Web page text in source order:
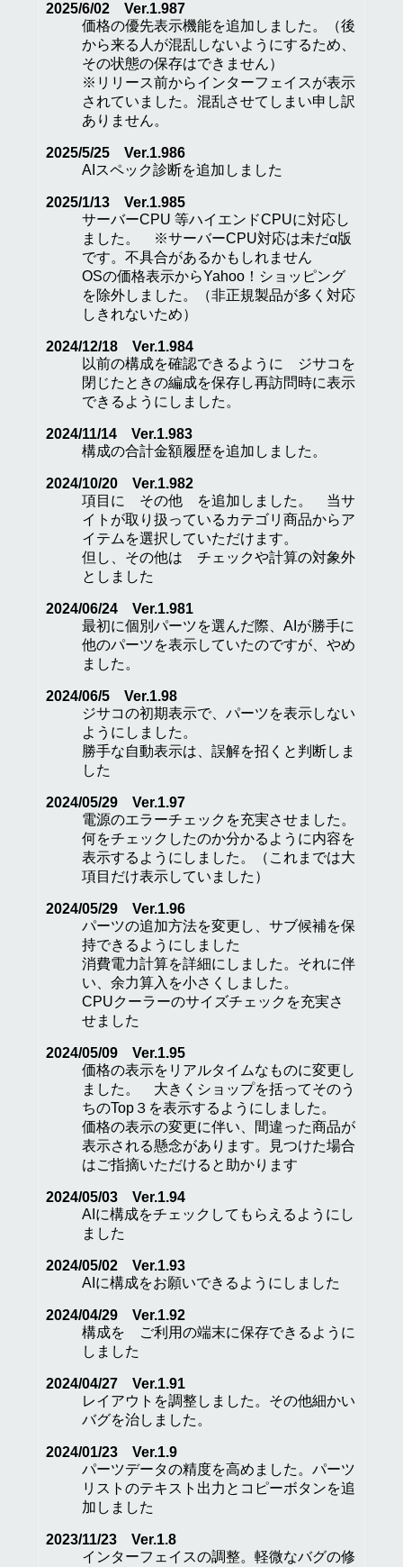
2025/6/02 Ver.1.987
価格の優先表示機能を追加しました。（後
から来る人が混乱しないようにするため、
その状態の保存はできません）
※リリース前からインターフェイスが表示
されていました。混乱させてしまい申し訳
ありません。
2025/5/25 Ver.1.986
AIスペック診断を追加しました
2025/1/13 Ver.1.985
サーバーCPU 等ハイエンドCPUに対応し
ました。 ※サーバーCPU対応は未だα版
です。不具合があるかもしれません
OSの価格表示からYahoo！ショッピング
を除外しました。（非正規製品が多く対応
しきれないため）
2024/12/18 Ver.1.984
以前の構成を確認できるように ジサコを
閉じたときの編成を保存し再訪問時に表示
できるようにしました。
2024/11/14 Ver.1.983
構成の合計金額履歴を追加しました。
2024/10/20 Ver.1.982
項目に その他 を追加しました。 当サ
イトが取り扱っているカテゴリ商品からア
イテムを選択していただけます。
但し、その他は チェックや計算の対象外
としました
2024/06/24 Ver.1.981
最初に個別パーツを選んだ際、AIが勝手に
他のパーツを表示していたのですが、やめ
ました。
2024/06/5 Ver.1.98
ジサコの初期表示で、パーツを表示しない
ようにしました。
勝手な自動表示は、誤解を招くと判断しま
した
2024/05/29 Ver.1.97
電源のエラーチェックを充実させました。
何をチェックしたのか分かるように内容を
表示するようにしました。（これまでは大
項目だけ表示していました）
2024/05/29 Ver.1.96
パーツの追加方法を変更し、サブ候補を保
持できるようにしました
消費電力計算を詳細にしました。それに伴
い、余力算入を小さくしました。
CPUクーラーのサイズチェックを充実さ
せました
2024/05/09 Ver.1.95
価格の表示をリアルタイムなものに変更し
ました。 大きくショップを括ってそのう
ちのTop３を表示するようにしました。
価格の表示の変更に伴い、間違った商品が
表示される懸念があります。見つけた場合
はご指摘いただけると助かります
2024/05/03 Ver.1.94
AIに構成をチェックしてもらえるようにし
ました
2024/05/02 Ver.1.93
AIに構成をお願いできるようにしました
2024/04/29 Ver.1.92
構成を ご利用の端末に保存できるように
しました
2024/04/27 Ver.1.91
レイアウトを調整しました。その他細かい
バグを治しました。
2024/01/23 Ver.1.9
パーツデータの精度を高めました。パーツ
リストのテキスト出力とコピーボタンを追
加しました
2023/11/23 Ver.1.8
インターフェイスの調整。軽微なバグの修